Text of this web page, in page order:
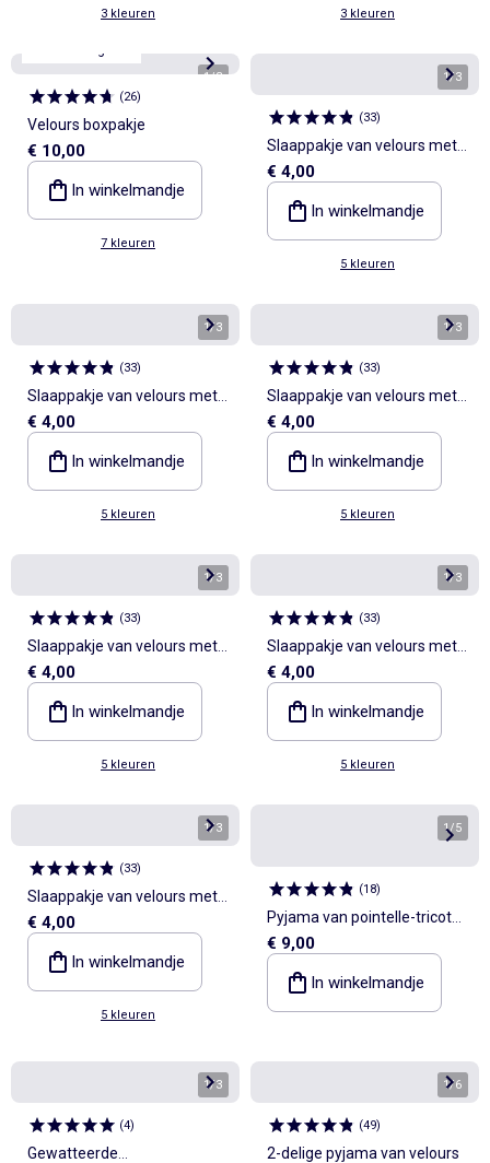
3 kleuren 3 kleuren
1/3
(26)
Velours boxpakje
€ 10,00
In winkelmandje
7 kleuren
1/3
(33)
Slaappakje van velours met
voetjes
€ 4,00
In winkelmandje
5 kleuren
1/3
(33)
Slaappakje van velours met
voetjes
€ 4,00
In winkelmandje
5 kleuren
1/3
(33)
Slaappakje van velours met
voetjes
€ 4,00
In winkelmandje
5 kleuren
1/3
(33)
Slaappakje van velours met
voetjes
€ 4,00
In winkelmandje
5 kleuren
1/3
(33)
Slaappakje van velours met
voetjes
€ 4,00
In winkelmandje
5 kleuren
1/3
(33)
Slaappakje van velours met
voetjes
€ 4,00
In winkelmandje
5 kleuren
1/5
(18)
Pyjama van pointelle-tricot
met T-shirt en short - 2-delig
€ 9,00
In winkelmandje
1/3
(4)
Gewatteerde
1/6
(49)
2-delige pyjama van velours